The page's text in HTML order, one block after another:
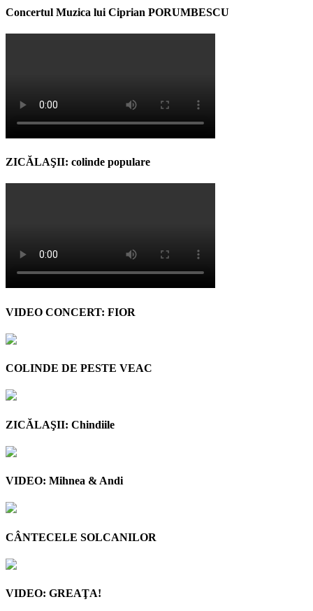
Concertul Muzica lui Ciprian PORUMBESCU
ZICĂLAŞII: colinde populare
VIDEO CONCERT: FIOR
COLINDE DE PESTE VEAC
ZICĂLAŞII: Chindiile
VIDEO: Mihnea & Andi
CÂNTECELE SOLCANILOR
VIDEO: GREAŢA!